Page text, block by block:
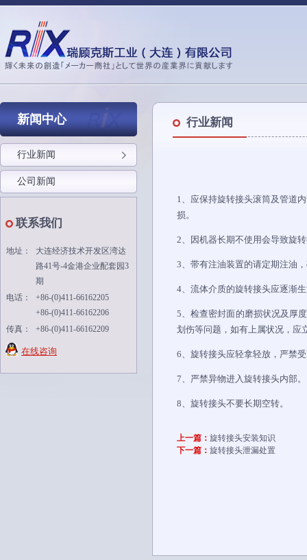
新闻中心
行业新闻
公司新闻
联系我们
地址：
大连经济技术开发区湾达
路41号-4金港企业配套园3
期
电话：
+86-(0)411-66162205
+86-(0)411-66162206
传真：
+86-(0)411-66162209
在线咨询
行业新闻
1、应保持旋转接头滚筒及管道
损。
2、因机器长期不使用会导致旋
3、带有注油装置的请定期注油
4、流体介质的旋转接头应逐渐
5、检查密封面的磨损状况及厚
划伤等问题，如有上属状况，应
6、旋转接头应轻拿轻放，严禁
7、严禁异物进入旋转接头内部。
8、旋转接头不要长期空转。
上一篇： 旋转接头安装知识
下一篇： 旋转接头泄漏处置